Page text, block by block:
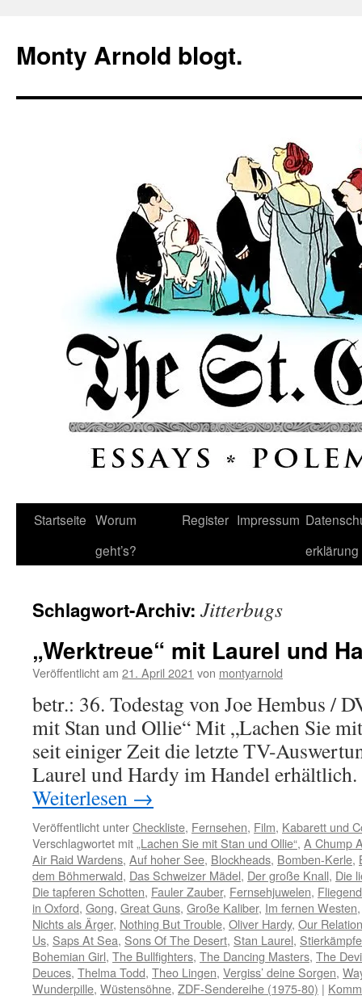
springen
Monty Arnold blogt.
Startseite Worum
geht’s?
Register Impressum
erklärung
Schlagwort-Archiv: Jitterbugs
„Werktreue“ mit Laurel und
Veröffentlicht am 21. April 2021 von montyarnold
betr.: 36. Todestag von Joe Hembus /
mit Stan und Ollie“ Mit „Lachen Sie
seit einiger Zeit die letzte TV-
Laurel und Hardy im Handel
Weiterlesen →
Veröffentlicht unterCheckliste, Fernsehen, Film, Kabarett und
Verschlagwortet mit „Lachen Sie mit Stan und Ollie“, A Chump
Air Raid Wardens, Auf hoher See, Blockheads, Bomben-Kerle,
dem Böhmerwald, Das Schweizer Mädel, Der große Knall, Die
Die tapferen Schotten, Fauler Zauber, Fernsehjuwelen,
in Oxford, Gong, Great Guns, Große Kaliber, Im fernen Westen
Nichts als Ärger, Nothing But Trouble, Oliver Hardy, Our
Us, Saps At Sea, Sons Of The Desert, Stan Laurel,
Bohemian Girl, The Bullfighters, The Dancing Masters, The
Deuces, Thelma Todd, Theo Lingen, Vergiss’ deine Sorgen,
Wunderpille, Wüstensöhne, ZDF-Sendereihe (1975-80) |